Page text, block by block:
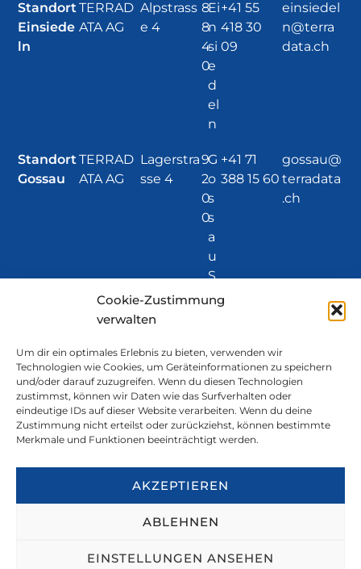
Cookie-Zustimmung
verwalten
Um dir ein optimales Erlebnis zu bieten, verwenden wir
Technologien wie Cookies, um Geräteinformationen zu speichern
und/oder darauf zuzugreifen. Wenn du diesen Technologien
zustimmst, können wir Daten wie das Surfverhalten oder
eindeutige IDs auf dieser Website verarbeiten. Wenn du deine
Zustimmung nicht erteilst oder zurückziehst, können bestimmte
Merkmale und Funktionen beeinträchtigt werden.
AKZEPTIEREN
ABLEHNEN
EINSTELLUNGEN ANSEHEN
Standort
Einsiede
ln
TERRAD
ATA AG
Alpstrass
e 4
8
8
4
0
Ei
n
si
e
d
el
n
+41 55
418 30
09
einsiedel
n@terra
data.ch
Standort
Gossau
TERRAD
ATA AG
Lagerstra
sse 4
9
2
0
0
G
o
s
s
a
u
S
G
+41 71
388 15 60
gossau@
terradata
.ch
Visp
ATA AG
weg 14
9
3
0
i
s
p
59 40
radata.ch
Ein Unternehmen der
Impressum|Rechtliches
Erstellt durch mediawork.ch